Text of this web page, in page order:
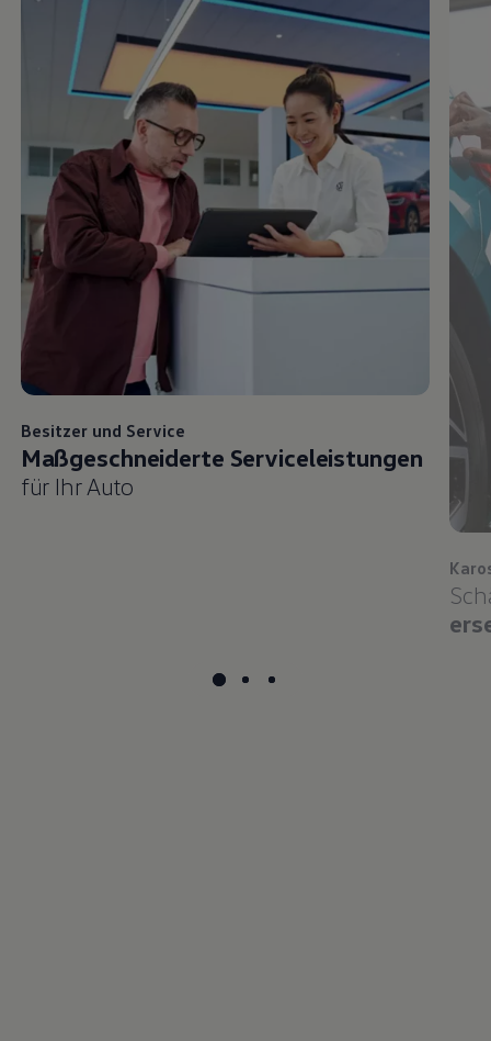
Besitzer und Service
Maßgeschneiderte Serviceleistungen
für Ihr Auto